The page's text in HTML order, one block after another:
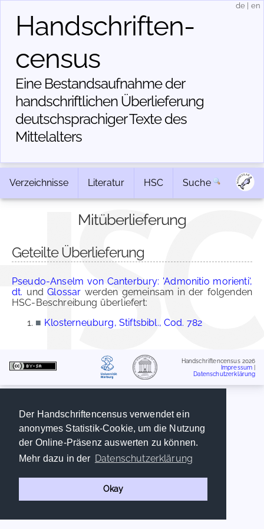
Der Handschriftencensus verwendet ein
anonymes Statistik-Cookie, um die Nutzung
der Online-Präsenz auswerten zu können.
Mehr dazu in der Datenschutzerklärung
Okay
Handschriften­
census
Eine Bestandsaufnahme der
handschriftlichen Über­lieferung
deutschsprachiger Texte des
Mittelalters
de en
Verzeichnisse Literatur HSC Suche
Mitüberlieferung
Geteilte Überlieferung
Pseudo-Anselm von Canterbury: 'Admonitio morienti',
dt. undGlossar werden gemeinsam in der folgenden
HSC-Beschreibung überliefert:
■ Klosterneuburg, Stiftsbibl., Cod. 782
Handschriftencensus 2026
Impressum
Datenschutzerklärung